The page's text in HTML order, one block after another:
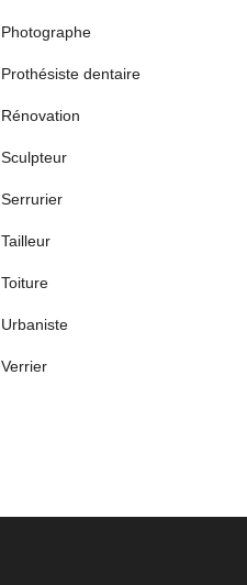
Photographe
Prothésiste dentaire
Rénovation
Sculpteur
Serrurier
Tailleur
Toiture
Urbaniste
Verrier